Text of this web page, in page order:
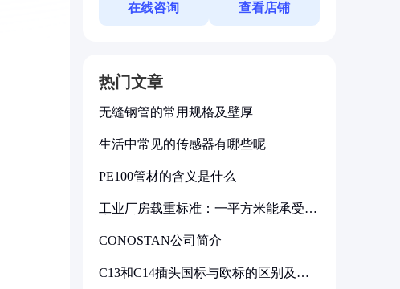
在线咨询 查看店铺
热门文章
无缝钢管的常用规格及壁厚
生活中常见的传感器有哪些呢
PE100管材的含义是什么
工业厂房载重标准：一平方米能承受多
CONOSTAN公司简介
C13和C14插头国标与欧标的区别及其